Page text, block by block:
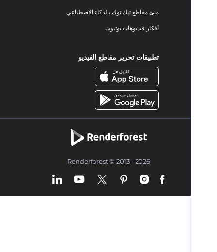
منئ مقاطع تيك توك بالذكاء الاصطناعي
أفكار فيديوهات يوتيوب
تطبيقات تحرير مقاطع الفيديو
Renderforest © 2013 - 2026